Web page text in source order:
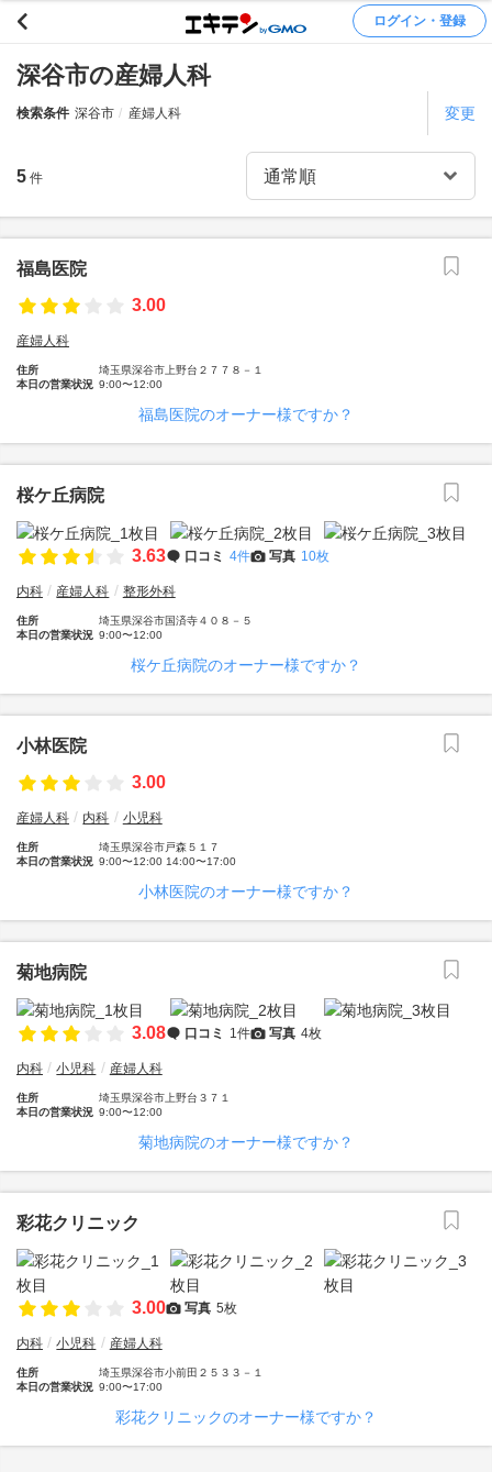
ログイン・登録
深谷市の産婦人科
検索条件 深谷市 産婦人科 変更
5 件
福島医院
3.00
産婦人科
住所
埼玉県深谷市上野台２７７８－１
本日の営業状況 9:00〜12:00
福島医院のオーナー様ですか？
桜ケ丘病院
3.63 口コミ 4件 写真 10枚
内科 産婦人科 整形外科
住所
埼玉県深谷市国済寺４０８－５
本日の営業状況 9:00〜12:00
桜ケ丘病院のオーナー様ですか？
小林医院
3.00
産婦人科 内科 小児科
住所
埼玉県深谷市戸森５１７
本日の営業状況 9:00〜12:00 14:00〜17:00
小林医院のオーナー様ですか？
菊地病院
3.08 口コミ 1件 写真 4枚
内科 小児科 産婦人科
住所
埼玉県深谷市上野台３７１
本日の営業状況 9:00〜12:00
菊地病院のオーナー様ですか？
彩花クリニック
3.00 写真 5枚
内科 小児科 産婦人科
住所
埼玉県深谷市小前田２５３３－１
本日の営業状況 9:00〜17:00
彩花クリニックのオーナー様ですか？